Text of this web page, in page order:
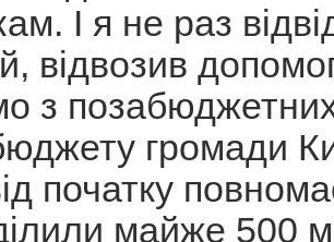
І я не раз
відвозив
з
громади
початку
майже 500